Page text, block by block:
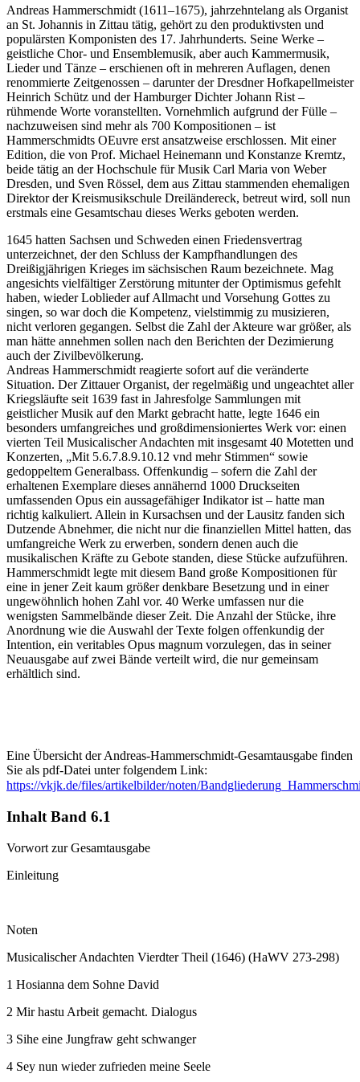
Andreas Hammerschmidt (1611–1675), jahrzehntelang als Organist
an St. Johannis in Zittau tätig, gehört zu den produktivsten und
populärsten Komponisten des 17. Jahrhunderts. Seine Werke –
geistliche Chor- und Ensemblemusik, aber auch Kammermusik,
Lieder und Tänze – erschienen oft in mehreren Auflagen, denen
renommierte Zeitgenossen – darunter der Dresdner Hofkapellmeister
Heinrich Schütz und der Hamburger Dichter Johann Rist –
rühmende Worte voranstellten. Vornehmlich aufgrund der Fülle –
nachzuweisen sind mehr als 700 Kompositionen – ist
Hammerschmidts OEuvre erst ansatzweise erschlossen. Mit einer
Edition, die von Prof. Michael Heinemann und Konstanze Kremtz,
beide tätig an der Hochschule für Musik Carl Maria von Weber
Dresden, und Sven Rössel, dem aus Zittau stammenden ehemaligen
Direktor der Kreismusikschule Dreiländereck, betreut wird, soll nun
erstmals eine Gesamtschau dieses Werks geboten werden.
1645 hatten Sachsen und Schweden einen Friedensvertrag
unterzeichnet, der den Schluss der Kampfhandlungen des
Dreißigjährigen Krieges im sächsischen Raum bezeichnete. Mag
angesichts vielfältiger Zerstörung mitunter der Optimismus gefehlt
haben, wieder Loblieder auf Allmacht und Vorsehung Gottes zu
singen, so war doch die Kompetenz, vielstimmig zu musizieren,
nicht verloren gegangen. Selbst die Zahl der Akteure war größer, als
man hätte annehmen sollen nach den Berichten der Dezimierung
auch der Zivilbevölkerung.
Andreas Hammerschmidt reagierte sofort auf die veränderte
Situation. Der Zittauer Organist, der regelmäßig und ungeachtet aller
Kriegsläufte seit 1639 fast in Jahresfolge Sammlungen mit
geistlicher Musik auf den Markt gebracht hatte, legte 1646 ein
besonders umfangreiches und großdimensioniertes Werk vor: einen
vierten Teil Musicalischer Andachten mit insgesamt 40 Motetten und
Konzerten, „Mit 5.6.7.8.9.10.12 vnd mehr Stimmen“ sowie
gedoppeltem Generalbass. Offenkundig – sofern die Zahl der
erhaltenen Exemplare dieses annähernd 1000 Druckseiten
umfassenden Opus ein aussagefähiger Indikator ist – hatte man
richtig kalkuliert. Allein in Kursachsen und der Lausitz fanden sich
Dutzende Abnehmer, die nicht nur die finanziellen Mittel hatten, das
umfangreiche Werk zu erwerben, sondern denen auch die
musikalischen Kräfte zu Gebote standen, diese Stücke aufzuführen.
Hammerschmidt legte mit diesem Band große Kompositionen für
eine in jener Zeit kaum größer denkbare Besetzung und in einer
ungewöhnlich hohen Zahl vor. 40 Werke umfassen nur die
wenigsten Sammelbände dieser Zeit. Die Anzahl der Stücke, ihre
Anordnung wie die Auswahl der Texte folgen offenkundig der
Intention, ein veritables Opus magnum vorzulegen, das in seiner
Neuausgabe auf zwei Bände verteilt wird, die nur gemeinsam
erhältlich sind.
Eine Übersicht der Andreas-Hammerschmidt-Gesamtausgabe finden
Sie als pdf-Datei unter folgendem Link:
https://vkjk.de/files/artikelbilder/noten/
Inhalt Band 6.1
Vorwort zur Gesamtausgabe
Einleitung
Noten
Musicalischer Andachten Vierdter Theil (1646) (HaWV 273-298)
1 Hosianna dem Sohne David
2 Mir hastu Arbeit gemacht. Dialogus
3 Sihe eine Jungfraw geht schwanger
4 Sey nun wieder zufrieden meine Seele